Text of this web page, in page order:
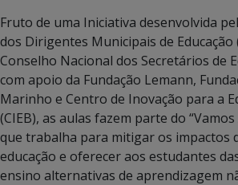
Fruto de uma Iniciativa desenvolvida
dos Dirigentes Municipais de Educação
Conselho Nacional dos Secretários de
com apoio da Fundação Lemann,
Marinho e Centro de Inovação para a
(CIEB), as aulas fazem parte do
que trabalha para mitigar os impactos
educação e oferecer aos estudantes
ensino alternativas de aprendizagem